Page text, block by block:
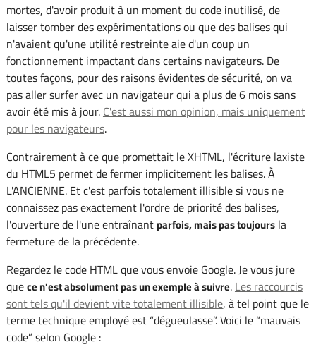
mortes, d'avoir produit à un moment du code inutilisé, de
laisser tomber des expérimentations ou que des balises qui
n'avaient qu'une utilité restreinte aie d'un coup un
fonctionnement impactant dans certains navigateurs. De
toutes façons, pour des raisons évidentes de sécurité, on va
pas aller surfer avec un navigateur qui a plus de 6 mois sans
avoir été mis à jour. C'est aussi mon opinion, mais uniquement
pour les navigateurs.
Contrairement à ce que promettait le XHTML, l'écriture laxiste
du HTML5 permet de fermer implicitement les balises. À
L'ANCIENNE. Et c'est parfois totalement illisible si vous ne
connaissez pas exactement l'ordre de priorité des balises,
l'ouverture de l'une entraînant parfois, mais pas toujoursla
fermeture de la précédente.
Regardez le code HTML que vous envoie Google. Je vous jure
quece n'est absolument pas un exemple à suivre. Les raccourcis
sont tels qu'il devient vite totalement illisible, à tel point que le
terme technique employé est “dégueulasse”. Voici le “mauvais
code” selon Google :